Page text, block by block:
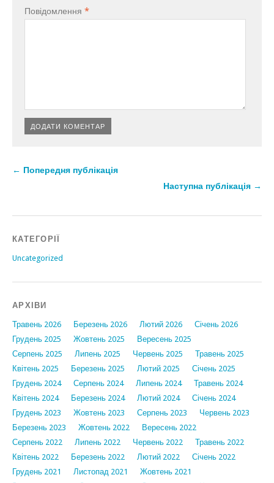
Повідомлення *
← Попередня публікація
Наступна публікація →
КАТЕГОРІЇ
Uncategorized
АРХІВИ
Травень 2026 Березень 2026 Лютий 2026
Січень 2026
Грудень 2025
Жовтень 2025
Вересень 2025
Серпень 2025
Липень 2025 Червень 2025
Травень 2025
Квітень 2025
Березень 2025 Лютий 2025
Січень 2025
Грудень 2024
Серпень 2024 Липень 2024
Травень 2024
Квітень 2024
Березень 2024 Лютий 2024
Січень 2024
Грудень 2023
Жовтень 2023 Серпень 2023
Червень 2023
Березень 2023
Жовтень 2022
Вересень 2022
Серпень 2022
Липень 2022 Червень 2022
Травень 2022
Квітень 2022
Березень 2022 Лютий 2022
Січень 2022
Грудень 2021
Листопад 2021
Жовтень 2021